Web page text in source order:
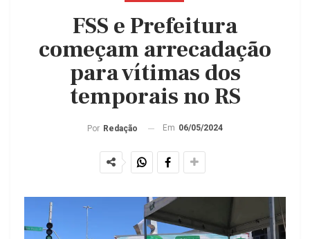
FSS e Prefeitura
começam arrecadação
para vítimas dos
temporais no RS
Por Redação Em 06/05/2024